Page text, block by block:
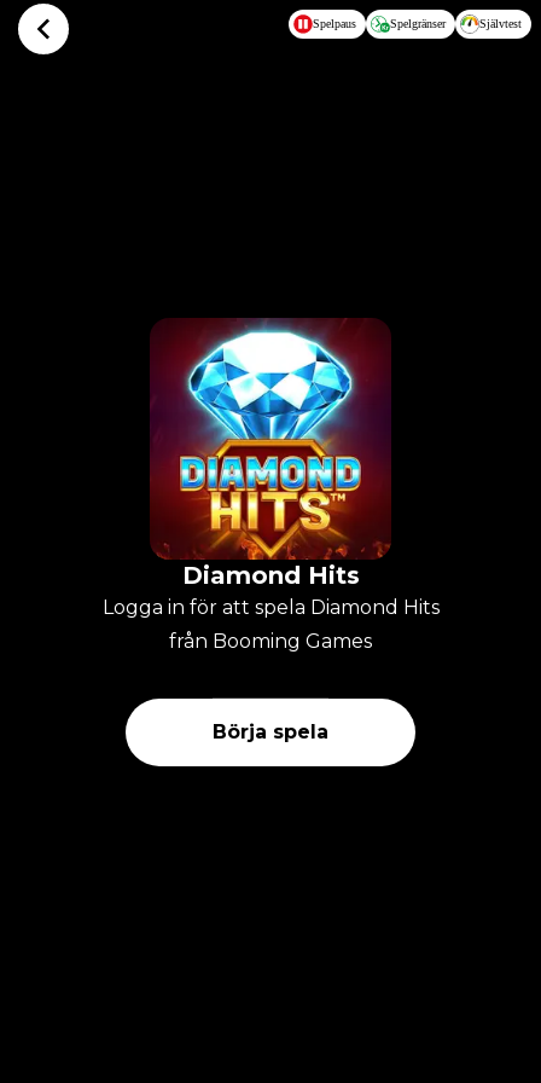
Hoppa till huvudinnehållet Spelpaus Spelgränser Självtest
Diamond Hits
Logga in för att spela Diamond Hits
från Booming Games
Börja spela